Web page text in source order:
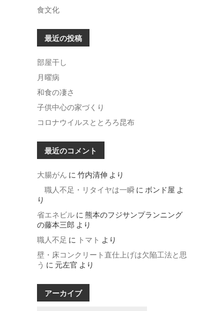
食文化
最近の投稿
部屋干し
月曜病
和食の凄さ
子供中心の家づくり
コロナウイルスととろろ昆布
最近のコメント
大腸がん に 竹内清伸 より
職人不足・リタイヤは一瞬に ボンド屋 よ
り
省エネビルに 熊本のフジサンプランニング
の藤本三郎 より
職人不足 に トマト より
壁・床コンクリート直仕上げは欠陥工法と思
う に 元左官 より
アーカイブ
ア